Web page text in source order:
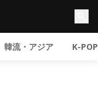
韓流・アジア K-POP